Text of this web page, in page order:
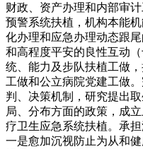
财政、资产办理和内部审
预警系统扶植，机构本能
化办理和应急办理动态跟
和高程度平安的良性互动
统、能力及步队扶植工做
工做和公立病院党建工做
判、决策机制，研究提出
局、分布方面的政策，成
疗卫生应急系统扶植。承
一是愈加沉视防止为从和